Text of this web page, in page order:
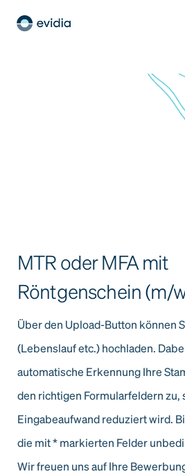
MTR oder MFA mit
Röntgenschein (m/
Über den Upload-Button können
(Lebenslauf etc.) hochladen.
automatische Erkennung Ihre
den richtigen Formularfeldern zu,
Eingabeaufwand reduziert wird.
die mit*markierten Felder
Wir freuen uns auf Ihre